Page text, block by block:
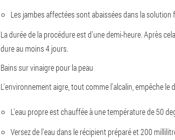
Les jambes affectées sont abaissées dans la solution
La durée de la procédure est d'une demi-heure. Après
dure au moins 4 jours.
Bains sur vinaigre pour la peau
L'environnement aigre, tout comme l'alcalin, empêche
L'eau propre est chauffée à une température de 50
Versez de l'eau dans le récipient préparé et 200